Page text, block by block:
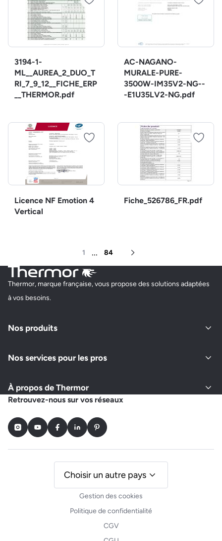
3194-1-
ML__AUREA_2_DUO_T
RI_7_9_12__FICHE_ERP
__THERMOR.pdf
AC-NAGANO-
MURALE-PURE-
3500W-IM35V2-NG--
-E1U35LV2-NG.pdf
Licence NF Emotion 4
Vertical
Fiche_526786_FR.pdf
1 ... 84
Page suivante
Thermor, marque française, vous propose des solutions adaptées
à vos besoins.
Nos produits
Nos services pour les pros
À propos de Thermor
Retrouvez-nous sur vos réseaux
InstagramYoutubeFacebookLinkedInPinterest
Gestion des cookies
Politique de confidentialité
CGV
Choisir un autre pays